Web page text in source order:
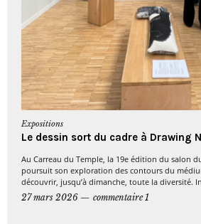
Expositions
Le dessin sort du cadre à Drawing
Au Carreau du Temple, la 19e édition du salon
poursuit son exploration des contours du
découvrir, jusqu’à dimanche, toute la diversité.
27 mars 2026
commentaire 1